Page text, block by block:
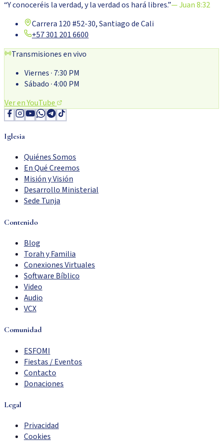
“Y conoceréis la verdad, y la verdad os hará libres.”— Juan 8:32
Carrera 120 #52-30, Santiago de Cali
+57 301 201 6600
Transmisiones en vivo
Viernes· 7:30 PM
Sábado· 4:00 PM
Ver en YouTube
Iglesia
Quiénes Somos
En Qué Creemos
Misión y Visión
Desarrollo Ministerial
Sede Tunja
Contenido
Blog
Torah y Familia
Conexiones Virtuales
Software Bíblico
Video
Audio
VCX
Comunidad
ESFOMI
Fiestas / Eventos
Contacto
Donaciones
Legal
Privacidad
Cookies